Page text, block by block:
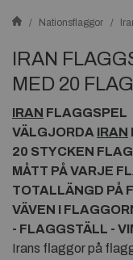
Nationsflaggor
IRAN
MED 20
IRAN FLAGGSPEL
VÄLGJORDA IRAN
20 STYCKEN
MÅTT PÅ VARJE
TOTALLÄNGD PÅ
VÄVEN I
- FLAGGSTÄLL -
Irans flaggor på